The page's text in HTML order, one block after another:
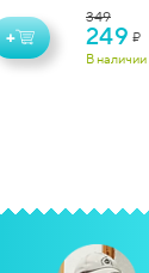
+
349
249 ₽
В наличии